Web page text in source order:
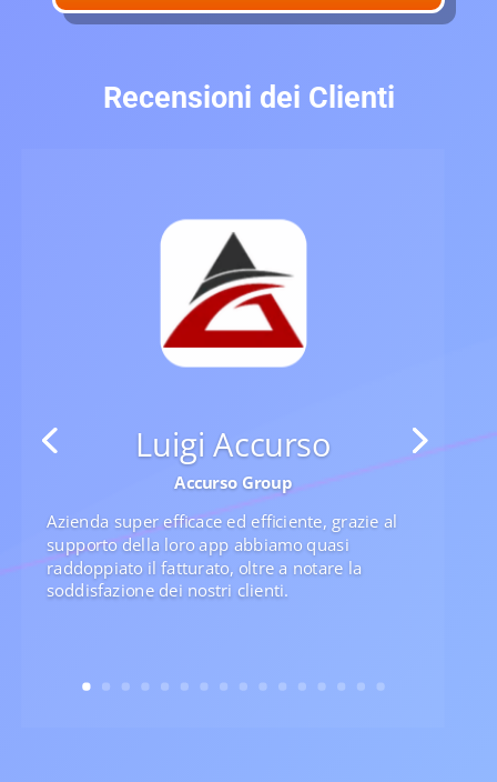
Recensioni dei Clienti
Luigi Accurso
Accurso Group
Azienda super efficace ed efficiente, grazie al
supporto della loro app abbiamo quasi
raddoppiato il fatturato, oltre a notare la
soddisfazione dei nostri clienti.